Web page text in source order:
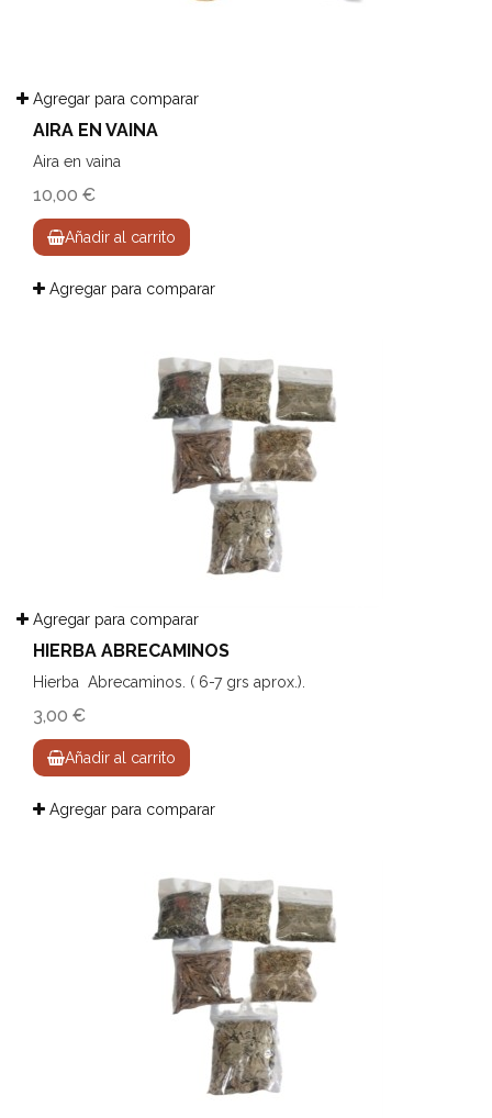
Agregar para comparar
AIRA EN VAINA
Aira en vaina
10,00 €
Añadir al carrito
Agregar para comparar
Agregar para comparar
HIERBA ABRECAMINOS
Hierba Abrecaminos. ( 6-7 grs aprox.).
3,00 €
Añadir al carrito
Agregar para comparar